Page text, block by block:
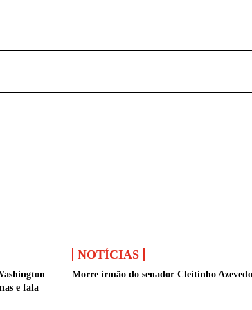
e fala
NOTÍCIAS
Morre irmão do senador Cleitinho Azevedo